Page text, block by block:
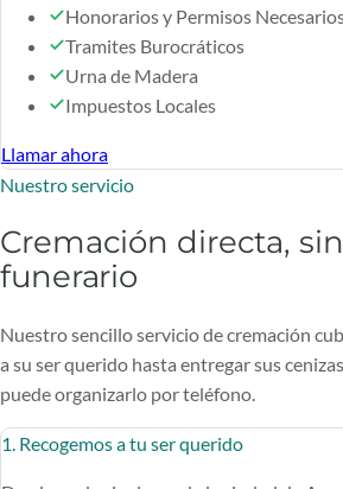
Honorarios y Permisos
Tramites Burocráticos
Urna de Madera
Impuestos Locales
Llamar ahora
Nuestro servicio
Cremación directa,
funerario
Nuestro sencillo servicio de cremación
a su ser querido hasta entregar sus
puede organizarlo por teléfono.
1. Recogemos a tu ser querido